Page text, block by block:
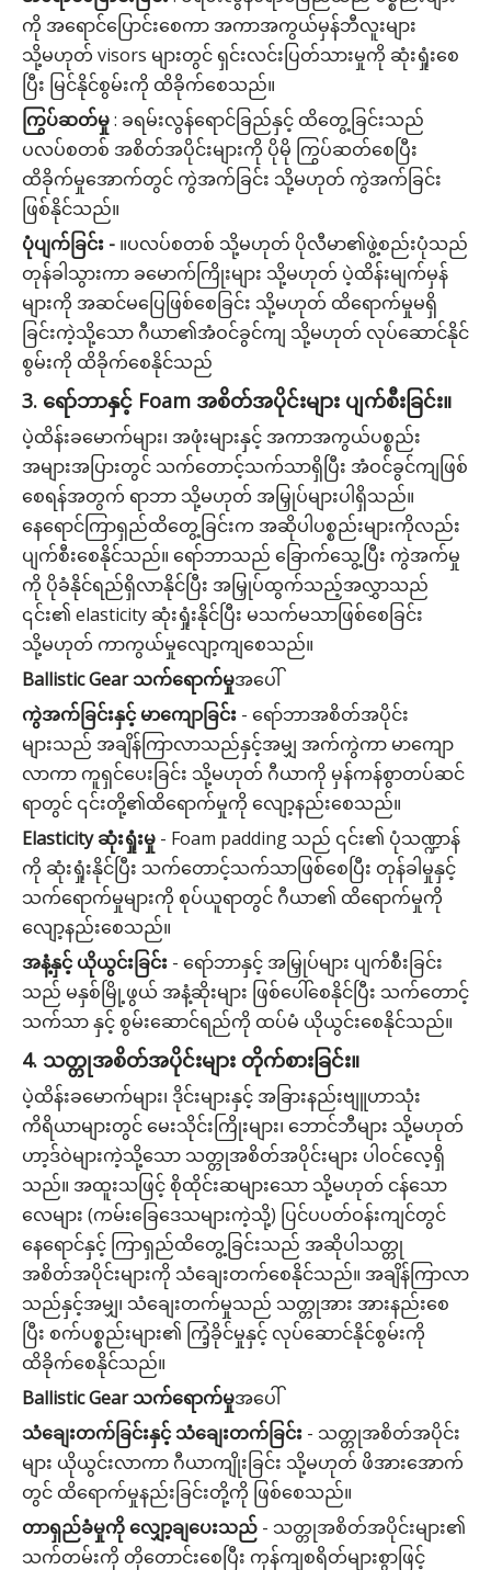
ကို အရောင်ပြောင်းစေကာ အကာအကွယ်မှန်ဘီလူးများ
သို့မဟုတ် visors များတွင် ရှင်းလင်းပြတ်သားမှုကို ဆုံးရှုံးစေ
ပြီး မြင်နိုင်စွမ်းကို ထိခိုက်စေသည်။
ကြွပ်ဆတ်မှု: ခရမ်းလွန်ရောင်ခြည်နှင့် ထိတွေ့ခြင်းသည်
ပလပ်စတစ် အစိတ်အပိုင်းများကို ပိုမို ကြွပ်ဆတ်စေပြီး
ထိခိုက်မှုအောက်တွင် ကွဲအက်ခြင်း သို့မဟုတ် ကွဲအက်ခြင်း
ဖြစ်နိုင်သည်။
ပုံပျက်ခြင်း - ။ပလပ်စတစ် သို့မဟုတ် ပိုလီမာ၏ဖွဲ့စည်းပုံသည်
တုန်ခါသွားကာ ခမောက်ကြိုးများ သို့မဟုတ် ပဲ့ထိန်းမျက်မှန်
များကို အဆင်မပြေဖြစ်စေခြင်း သို့မဟုတ် ထိရောက်မှုမရှိ
ခြင်းကဲ့သို့သော ဂီယာ၏အံဝင်ခွင်ကျ သို့မဟုတ် လုပ်ဆောင်နိုင်
စွမ်းကို ထိခိုက်စေနိုင်သည်
3. ရော်ဘာနှင့် Foam အစိတ်အပိုင်းများ ပျက်စီးခြင်း။
ပဲ့ထိန်းခမောက်များ၊ အဖုံးများနှင့် အကာအကွယ်ပစ္စည်း
အများအပြားတွင် သက်တောင့်သက်သာရှိပြီး အံဝင်ခွင်ကျဖြစ်
စေရန်အတွက် ရာဘာ သို့မဟုတ် အမြှုပ်များပါရှိသည်။
နေရောင်ကြာရှည်ထိတွေ့ခြင်းက အဆိုပါပစ္စည်းများကိုလည်း
ပျက်စီးစေနိုင်သည်။ ရော်ဘာသည် ခြောက်သွေ့ပြီး ကွဲအက်မှု
ကို ပိုခံနိုင်ရည်ရှိလာနိုင်ပြီး အမြှုပ်ထွက်သည့်အလွှာသည်
၎င်း၏ elasticity ဆုံးရှုံးနိုင်ပြီး မသက်မသာဖြစ်စေခြင်း
သို့မဟုတ် ကာကွယ်မှုလျော့ကျစေသည်။
Ballistic Gear သက်ရောက်မှုအပေါ်
ကွဲအက်ခြင်းနှင့် မာကျောခြင်း - ရော်ဘာအစိတ်အပိုင်း
များသည် အချိန်ကြာလာသည်နှင့်အမျှ အက်ကွဲကာ မာကျော
လာကာ ကူရှင်ပေးခြင်း သို့မဟုတ် ဂီယာကို မှန်ကန်စွာတပ်ဆင်
ရာတွင် ၎င်းတို့၏ထိရောက်မှုကို လျော့နည်းစေသည်။
Elasticity ဆုံးရှုံးမှု - Foam padding သည် ၎င်း၏ ပုံသဏ္ဍာန်
ကို ဆုံးရှုံးနိုင်ပြီး သက်တောင့်သက်သာဖြစ်စေပြီး တုန်ခါမှုနှင့်
သက်ရောက်မှုများကို စုပ်ယူရာတွင် ဂီယာ၏ ထိရောက်မှုကို
လျော့နည်းစေသည်။
အနံ့နှင့် ယိုယွင်းခြင်း - ရော်ဘာနှင့် အမြှုပ်များ ပျက်စီးခြင်း
သည် မနှစ်မြို့ဖွယ် အနံ့ဆိုးများ ဖြစ်ပေါ်စေနိုင်ပြီး သက်တောင့်
သက်သာ နှင့် စွမ်းဆောင်ရည်ကို ထပ်မံ ယိုယွင်းစေနိုင်သည်။
4. သတ္တုအစိတ်အပိုင်းများ တိုက်စားခြင်း။
ပဲ့ထိန်းခမောက်များ၊ ဒိုင်းများနှင့် အခြားနည်းဗျူဟာသုံး
ကိရိယာများတွင် မေးသိုင်းကြိုးများ၊ ဘောင်ဘီများ သို့မဟုတ်
ဟာ့ဒ်ဝဲများကဲ့သို့သော သတ္တုအစိတ်အပိုင်းများ ပါဝင်လေ့ရှိ
သည်။ အထူးသဖြင့် စိုထိုင်းဆများသော သို့မဟုတ် ငန်သော
လေများ (ကမ်းခြေဒေသများကဲ့သို့) ပြင်ပပတ်ဝန်းကျင်တွင်
နေရောင်နှင့် ကြာရှည်ထိတွေ့ခြင်းသည် အဆိုပါသတ္တု
အစိတ်အပိုင်းများကို သံချေးတက်စေနိုင်သည်။ အချိန်ကြာလာ
သည်နှင့်အမျှ၊ သံချေးတက်မှုသည် သတ္တုအား အားနည်းစေ
ပြီး စက်ပစ္စည်းများ၏ ကြံ့ခိုင်မှုနှင့် လုပ်ဆောင်နိုင်စွမ်းကို
ထိခိုက်စေနိုင်သည်။
Ballistic Gear သက်ရောက်မှုအပေါ်
သံချေးတက်ခြင်းနှင့် သံချေးတက်ခြင်း - သတ္တုအစိတ်အပိုင်း
များ ယိုယွင်းလာကာ ဂီယာကျိုးခြင်း သို့မဟုတ် ဖိအားအောက်
တွင် ထိရောက်မှုနည်းခြင်းတို့ကို ဖြစ်စေသည်။
တာရှည်ခံမှုကို လျှော့ချပေးသည် - သတ္တုအစိတ်အပိုင်းများ၏
သက်တမ်းကို တိုတောင်းစေပြီး ကုန်ကျစရိတ်များစွာဖြင့်